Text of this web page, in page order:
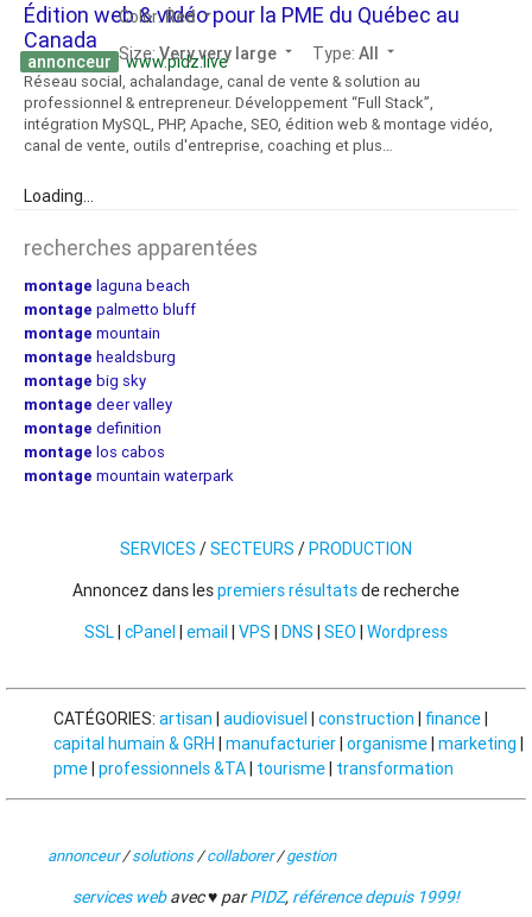
Color:Red arrow_drop_down
Size:Very very large arrow_drop_down Type: All arrow_drop_down
Édition web & vidéo pour la PME du Québec au
Canada
annonceur www.pidz.live
Réseau social, achalandage, canal de vente & solution au
professionnel & entrepreneur. Développement “Full Stack”,
intégration MySQL, PHP, Apache, SEO, édition web & montage vidéo,
canal de vente, outils d'entreprise, coaching et plus…
Loading...
recherches apparentées
montage laguna beach
montage palmetto bluff
montage mountain
montage healdsburg
montage big sky
montage deer valley
montage definition
montage los cabos
montage mountain waterpark
SERVICES /SECTEURS /PRODUCTION
Annoncez dans lespremiers résultatsde recherche
SSL| cPanel | email | VPS | DNS | SEO | Wordpress
CATÉGORIES: artisan | audiovisuel | construction | finance|
capital humain & GRH | manufacturier| organisme| marketing |
pme| professionnels &TA| tourisme| transformation
annonceur/solutions/collaborer/gestion
services webavec ♥ parPIDZ, référence depuis 1999!